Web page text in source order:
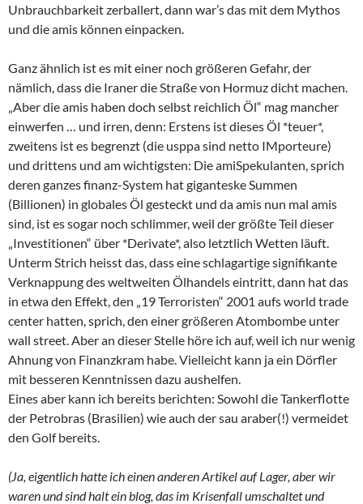
Unbrauchbarkeit zerballert, dann war’s das mit dem Mythos
und die amis können einpacken.
Ganz ähnlich ist es mit einer noch größeren Gefahr, der
nämlich, dass die Iraner die Straße von Hormuz dicht machen.
„Aber die amis haben doch selbst reichlich Öl“ mag mancher
einwerfen … und irren, denn: Erstens ist dieses Öl *teuer*,
zweitens ist es begrenzt (die usppa sind netto IMporteure)
und drittens und am wichtigsten: Die amiSpekulanten, sprich
deren ganzes finanz-System hat giganteske Summen
(Billionen) in globales Öl gesteckt und da amis nun mal amis
sind, ist es sogar noch schlimmer, weil der größte Teil dieser
„Investitionen“ über *Derivate*, also letztlich Wetten läuft.
Unterm Strich heisst das, dass eine schlagartige signifikante
Verknappung des weltweiten Ölhandels eintritt, dann hat das
in etwa den Effekt, den „19 Terroristen“ 2001 aufs world trade
center hatten, sprich, den einer größeren Atombombe unter
wall street. Aber an dieser Stelle höre ich auf, weil ich nur wenig
Ahnung von Finanzkram habe. Vielleicht kann ja ein Dörfler
mit besseren Kenntnissen dazu aushelfen.
Eines aber kann ich bereits berichten: Sowohl die Tankerflotte
der Petrobras (Brasilien) wie auch der sau araber(!) vermeidet
den Golf bereits.
(Ja, eigentlich hatte ich einen anderen Artikel auf Lager, aber wir
waren und sind halt ein blog, das im Krisenfall umschaltet und